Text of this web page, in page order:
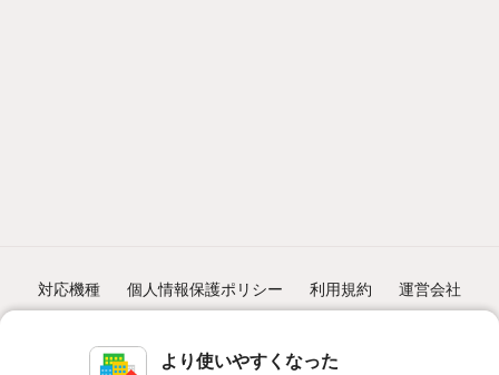
より使いやすくなった
対応機種 個人情報保護ポリシー 利用規約 運営会社